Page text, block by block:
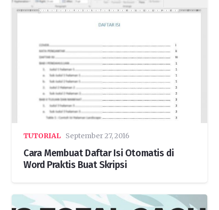
TUTORIAL September 27, 2016
Cara Membuat Daftar Isi Otomatis di
Word Praktis Buat Skripsi